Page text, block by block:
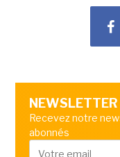
NEWSLETTER
Recevez notre
abonnés